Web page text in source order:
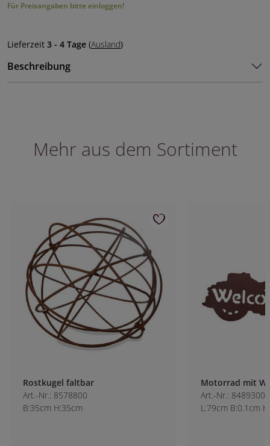
Für Preisangaben bitte einloggen!
Lieferzeit 3 - 4 Tage (Ausland)
Beschreibung
Mehr aus dem Sortiment
Rostkugel faltbar
Art.-Nr.: 8578800
B:35cm H:35cm
Motorrad mit
Art.-Nr.: 8489300
L:79cm B:0.1cm